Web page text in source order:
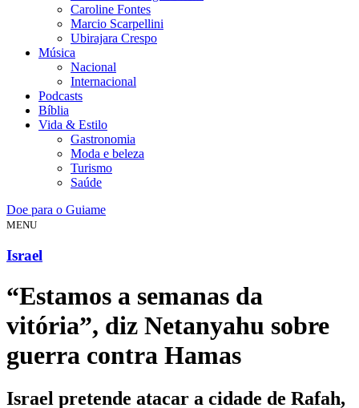
Caroline Fontes
Marcio Scarpellini
Ubirajara Crespo
Música
Nacional
Internacional
Podcasts
Bíblia
Vida & Estilo
Gastronomia
Moda e beleza
Turismo
Saúde
Doe para o Guiame
MENU
Israel
“Estamos a semanas da
vitória”, diz Netanyahu sobre
guerra contra Hamas
Israel pretende atacar a cidade de Rafah,